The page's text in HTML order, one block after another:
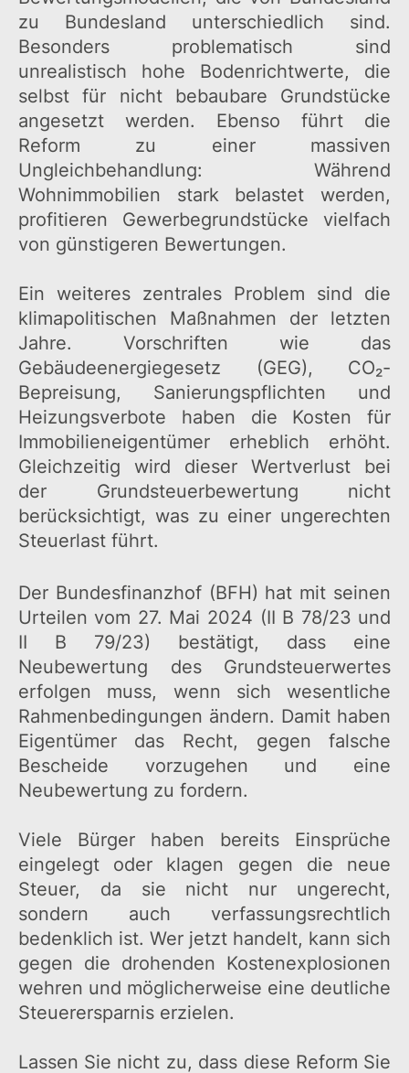
zu Bundesland unterschiedlich sind.
Besonders problematisch sind
unrealistisch hohe Bodenrichtwerte, die
selbst für nicht bebaubare Grundstücke
angesetzt werden. Ebenso führt die
Reform zu einer massiven
Ungleichbehandlung: Während
Wohnimmobilien stark belastet werden,
profitieren Gewerbegrundstücke vielfach
von günstigeren Bewertungen.
Ein weiteres zentrales Problem sind die
klimapolitischen Maßnahmen der letzten
Jahre. Vorschriften wie das
Gebäudeenergiegesetz (GEG), CO₂-
Bepreisung, Sanierungspflichten und
Heizungsverbote haben die Kosten für
Immobilieneigentümer erheblich erhöht.
Gleichzeitig wird dieser Wertverlust bei
der Grundsteuerbewertung nicht
berücksichtigt, was zu einer ungerechten
Steuerlast führt.
Der Bundesfinanzhof (BFH) hat mit seinen
Urteilen vom 27. Mai 2024 (II B 78/23 und
II B 79/23) bestätigt, dass eine
Neubewertung des Grundsteuerwertes
erfolgen muss, wenn sich wesentliche
Rahmenbedingungen ändern. Damit haben
Eigentümer das Recht, gegen falsche
Bescheide vorzugehen und eine
Neubewertung zu fordern.
Viele Bürger haben bereits Einsprüche
eingelegt oder klagen gegen die neue
Steuer, da sie nicht nur ungerecht,
sondern auch verfassungsrechtlich
bedenklich ist. Wer jetzt handelt, kann sich
gegen die drohenden Kostenexplosionen
wehren und möglicherweise eine deutliche
Steuerersparnis erzielen.
Lassen Sie nicht zu, dass diese Reform Sie